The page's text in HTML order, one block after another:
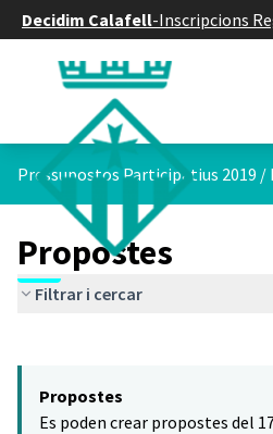
Decidim Calafell-Inscripcions
Pressupostos Participatius 2019 /
Propostes
Filtrar i cercar
−
Propostes
Es poden crear propostes del